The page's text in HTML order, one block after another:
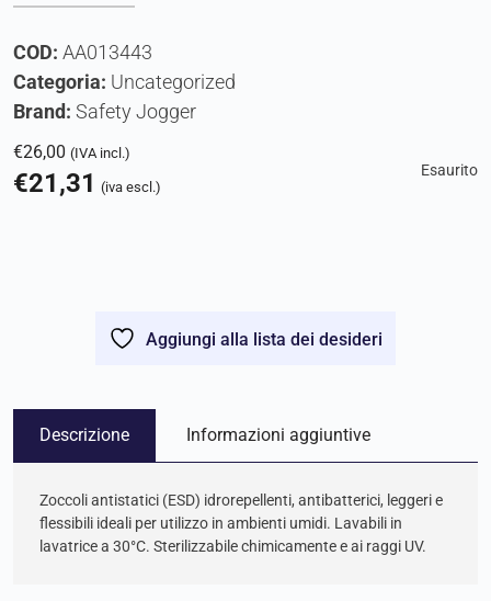
COD: AA013443
Categoria: Uncategorized
Brand: Safety Jogger
€26,00 (IVA incl.)
€21,31 (iva escl.)
Esaurito
Aggiungi alla lista dei desideri
Descrizione Informazioni aggiuntive
Zoccoli antistatici (ESD) idrorepellenti, antibatterici, leggeri e
flessibili ideali per utilizzo in ambienti umidi. Lavabili in
lavatrice a 30°C. Sterilizzabile chimicamente e ai raggi UV.